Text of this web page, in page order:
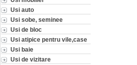
Usi auto
Usi sobe, seminee
Usi de bloc
Usi atipice pentru vile,case
Usi baie
Usi de vizitare